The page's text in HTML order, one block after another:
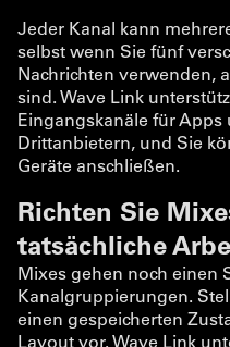
Jeder Kanal kann
selbst wenn Sie fünf
Nachrichten verwenden,
sind. Wave Link
Eingangskanäle für
Drittanbietern, und Sie
Geräte anschließen.
Richten Sie
tatsächliche
Mixes gehen noch einen
Kanalgruppierungen.
einen gespeicherten
Layout vor. Wave Link